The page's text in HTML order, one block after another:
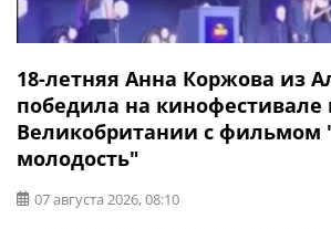
18-летняя Анна Коржова из
победила на кинофестивале
Великобритании с фильмом
молодость"
07 августа 2026, 08:10